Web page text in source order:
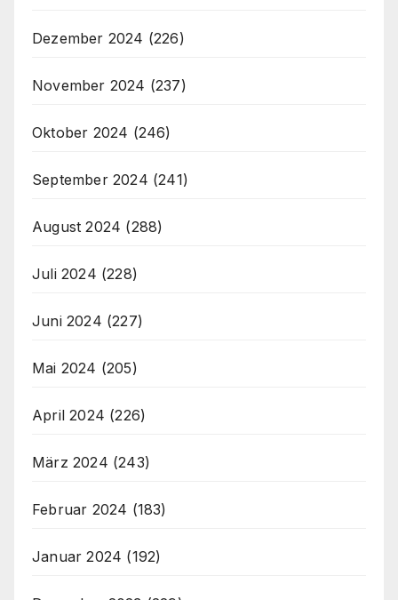
Dezember 2024 (226)
November 2024 (237)
Oktober 2024 (246)
September 2024 (241)
August 2024 (288)
Juli 2024 (228)
Juni 2024 (227)
Mai 2024 (205)
April 2024 (226)
März 2024 (243)
Februar 2024 (183)
Januar 2024 (192)